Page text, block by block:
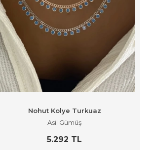
Nohut Kolye Turkuaz
Asil Gümüş
5.292 TL